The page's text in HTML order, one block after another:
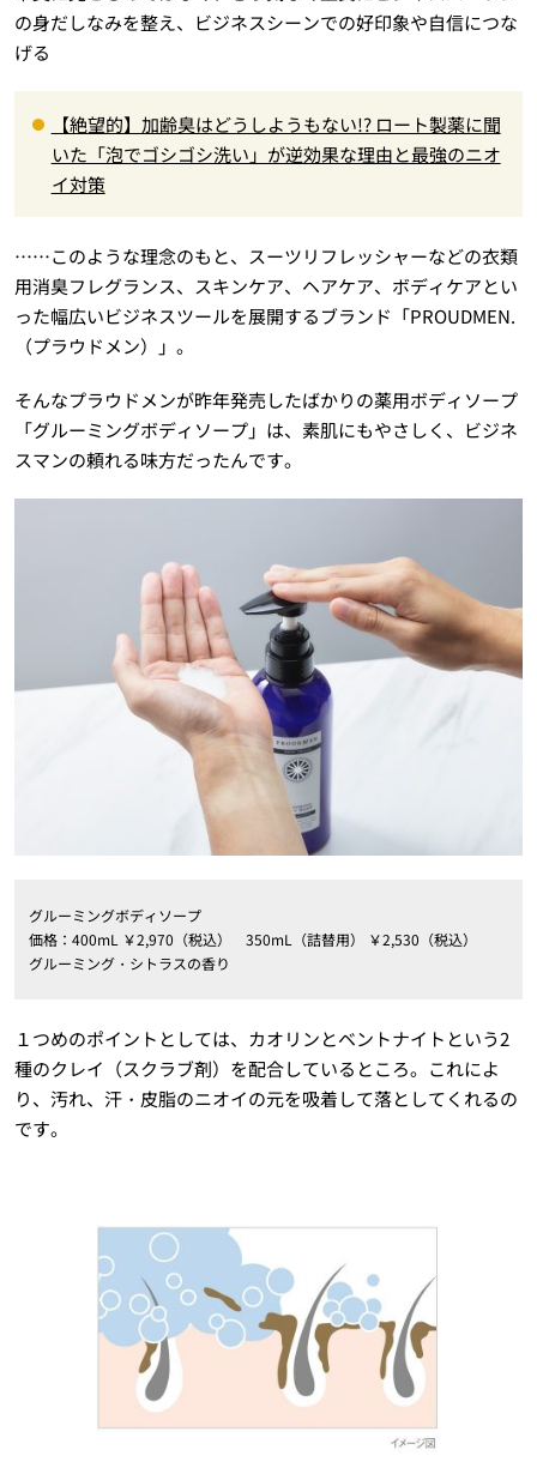
の身だしなみを整え、ビジネスシーンでの好印象や自信につな
げる
【絶望的】加齢臭はどうしようもない!? ロート製薬に聞
いた「泡でゴシゴシ洗い」が逆効果な理由と最強のニオ
イ対策
……このような理念のもと、スーツリフレッシャーなどの衣類
用消臭フレグランス、スキンケア、ヘアケア、ボディケアとい
った幅広いビジネスツールを展開するブランド「PROUDMEN.
（プラウドメン）」。
そんなプラウドメンが昨年発売したばかりの薬用ボディソープ
「グルーミングボディソープ」は、素肌にもやさしく、ビジネ
スマンの頼れる味方だったんです。
グルーミングボディソープ
価格：400mL ￥2,970（税込） 350mL（詰替用） ￥2,530（税込）
グルーミング・シトラスの香り
１つめのポイントとしては、カオリンとベントナイトという2
種のクレイ（スクラブ剤）を配合しているところ。これによ
り、汚れ、汗・皮脂のニオイの元を吸着して落としてくれるの
です。